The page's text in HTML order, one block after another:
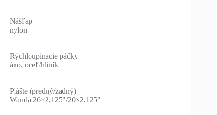
Nášľap
nylon
Rýchloupínacie páčky
áno, oceľ/hliník
Plášte (predný/zadný)
Wanda 26×2,125"/20×2,125"